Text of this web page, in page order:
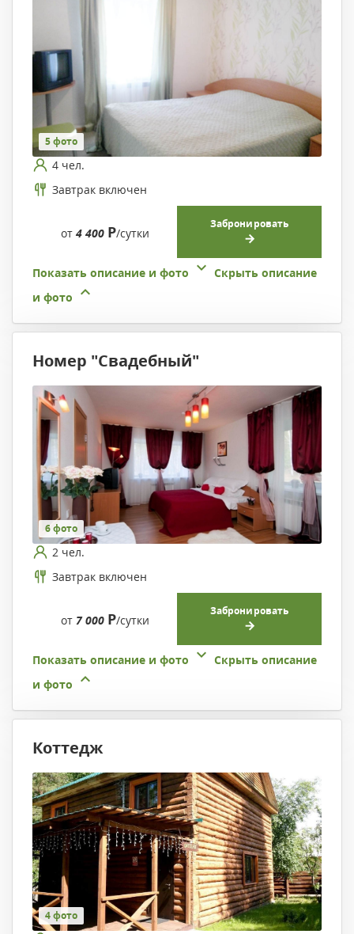
5 фото
4 чел.
Завтрак включен
от 4 400 Р/сутки
Забронировать
Показать описание и фото
Скрыть описание
и фото
Номер "Свадебный"
6 фото
2 чел.
Завтрак включен
от 7 000 Р/сутки
Забронировать
Показать описание и фото
Скрыть описание
и фото
Коттедж
4 фото